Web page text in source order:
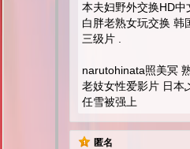
本夫妇野外交换HD中
白胖老熟女玩交换 韩
三级片 .
narutohinata照美冥
老妓女性爱影片 日本
任雪被强上
匿名